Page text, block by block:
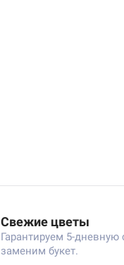
Свежие цветы
Гарантируем 5-дневную
заменим букет.